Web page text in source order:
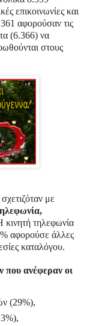
επικοινωνίες και
αφορούσαν τις
(6.366) να
στους
με
κινητή τηλεφωνία
αφορούσε άλλες
καταλόγου.
που ανέφεραν οι
(29%),